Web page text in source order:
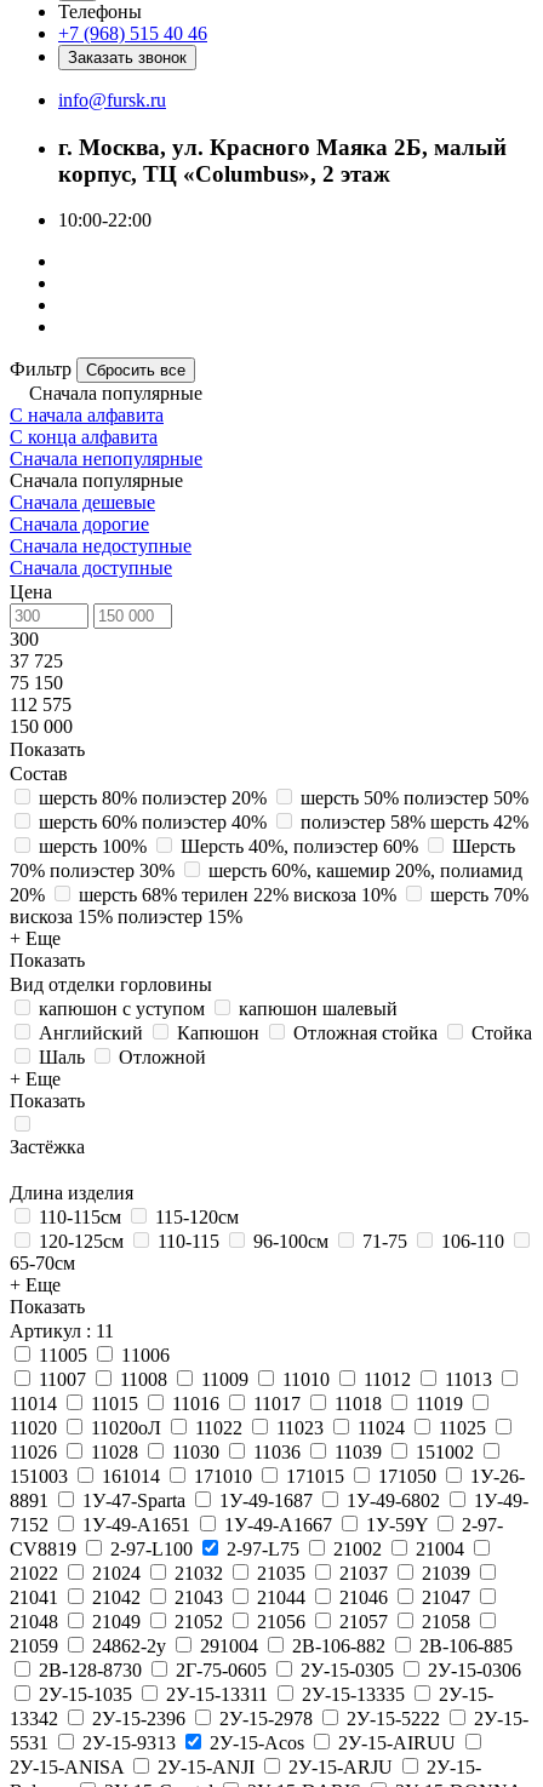
Телефоны
+7 (968) 515 40 46
Заказать звонок
info@fursk.ru
г. Москва, ул. Красного Маяка 2Б, малый
корпус, ТЦ «Columbus», 2 этаж
10:00-22:00
Фильтр Сбросить все
Сначала популярные
С начала алфавита
С конца алфавита
Сначала непопулярные
Сначала популярные
Сначала дешевые
Сначала дорогие
Сначала недоступные
Сначала доступные
Цена
300
37 725
75 150
112 575
150 000
Показать
Состав
шерсть 80% полиэстер 20%
шерсть 50% полиэстер 50%
шерсть 60% полиэстер 40%
полиэстер 58% шерсть 42%
шерсть 100%
Шерсть 40%, полиэстер 60%
Шерсть
70% полиэстер 30%
шерсть 60%, кашемир 20%, полиамид
20%
шерсть 68% терилен 22% вискоза 10%
шерсть 70%
вискоза 15% полиэстер 15%
+ Еще
Показать
Вид отделки горловины
капюшон с уступом
капюшон шалевый
Английский
Капюшон Отложная стойка
Стойка
Шаль
Отложной
+ Еще
Показать
Застёжка
Длина изделия
110-115см
115-120см
120-125см
110-115 96-100см 71-75
106-110
65-70см
+ Еще
Показать
Артикул : 11
11005
11006
11007
11008 11009 11010 11012
11013
11014
11015 11016 11017 11018
11019
11020
11020оЛ 11022 11023 11024
11025
11026
11028 11030 11036 11039
151002
151003
161014 171010 171015 171050
1У-26-
8891
1У-47-Sparta 1У-49-1687 1У-49-6802
1У-49-
7152
1У-49-А1651 1У-49-А1667 1У-59Y
2-97-
CV8819
2-97-L100 2-97-L75 21002
21004
21022
21024 21032 21035 21037
21039
21041
21042 21043 21044 21046
21047
21048
21049 21052 21056 21057
21058
21059
24862-2у 291004 2В-106-882
2В-106-885
2В-128-8730
2Г-75-0605 2У-15-0305
2У-15-0306
2У-15-1035
2У-15-13311 2У-15-13335
2У-15-
13342
2У-15-2396 2У-15-2978 2У-15-5222
2У-15-
5531
2У-15-9313 2У-15-Acos
2У-15-AIRUU
2У-15-ANISA
2У-15-ANJI 2У-15-ARJU
2У-15-